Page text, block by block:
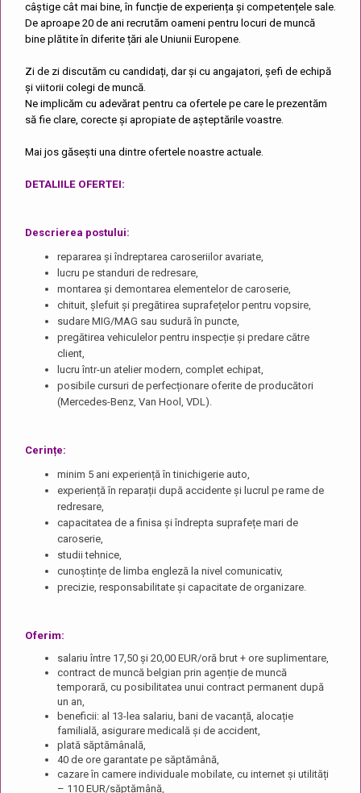
câștige cât mai bine, în funcție de experiența și competențele sale.
De aproape 20 de ani recrutăm oameni pentru locuri de muncă
bine plătite în diferite țări ale Uniunii Europene.
Zi de zi discutăm cu candidați, dar și cu angajatori, șefi de echipă
și viitorii colegi de muncă.
Ne implicăm cu adevărat pentru ca ofertele pe care le prezentăm
să fie clare, corecte și apropiate de așteptările voastre.
Mai jos găsești una dintre ofertele noastre actuale.
DETALIILE OFERTEI:
Descrierea postului:
repararea și îndreptarea caroseriilor avariate,
lucru pe standuri de redresare,
montarea și demontarea elementelor de caroserie,
chituit, șlefuit și pregătirea suprafețelor pentru vopsire,
sudare MIG/MAG sau sudură în puncte,
pregătirea vehiculelor pentru inspecție și predare către
client,
lucru într-un atelier modern, complet echipat,
posibile cursuri de perfecționare oferite de producători
(Mercedes-Benz, Van Hool, VDL).
Cerințe:
minim 5 ani experiență în tinichigerie auto,
experiență în reparații după accidente și lucrul pe rame de
redresare,
capacitatea de a finisa și îndrepta suprafețe mari de
caroserie,
studii tehnice,
cunoștințe de limba engleză la nivel comunicativ,
precizie, responsabilitate și capacitate de organizare.
Oferim:
salariu între 17,50 și 20,00 EUR/oră brut + ore suplimentare,
contract de muncă belgian prin agenție de muncă
temporară, cu posibilitatea unui contract permanent după
un an,
beneficii: al 13-lea salariu, bani de vacanță, alocație
familială, asigurare medicală și de accident,
plată săptămânală,
40 de ore garantate pe săptămână,
cazare în camere individuale mobilate, cu internet și utilități
– 110 EUR/săptămână,